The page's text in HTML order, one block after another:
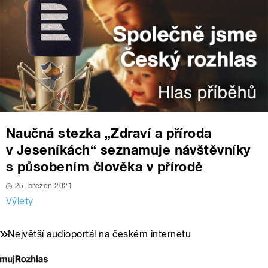
Naučná stezka „Zdraví a příroda
v Jeseníkách“ seznamuje návštěvníky
s působením člověka v přírodě
25. březen 2021
Výlety
Největší audioportál na českém internetu